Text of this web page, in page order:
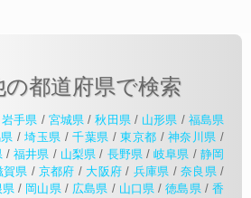
の都道府県で検索
岩手県 / 宮城県 /秋田県/ 山形県 / 福島県
/埼玉県 /千葉県 /東京都 /神奈川県 /
/福井県 / 山梨県 / 長野県/岐阜県 / 静岡
賀県 / 京都府 / 大阪府 / 兵庫県 / 奈良県/
県/ 岡山県/ 広島県 / 山口県 /徳島県/香